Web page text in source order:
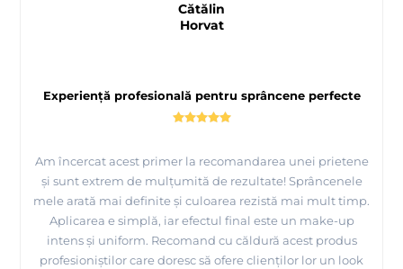
Experiență profesională pentru sprâncene perfecte
Am încercat acest primer la recomandarea unei prietene
și sunt extrem de mulțumită de rezultate! Sprâncenele
mele arată mai definite și culoarea rezistă mai mult timp.
Aplicarea e simplă, iar efectul final este un make-up
intens și uniform. Recomand cu căldură acest produs
profesioniștilor care doresc să ofere clienților lor un look
Cătălin
Horvat